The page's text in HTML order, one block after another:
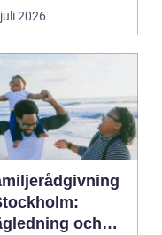
2026
och